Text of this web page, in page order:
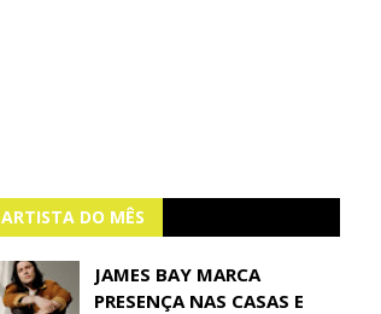
ARTISTA DO MÊS
JAMES BAY MARCA
PRESENÇA NAS CASAS E